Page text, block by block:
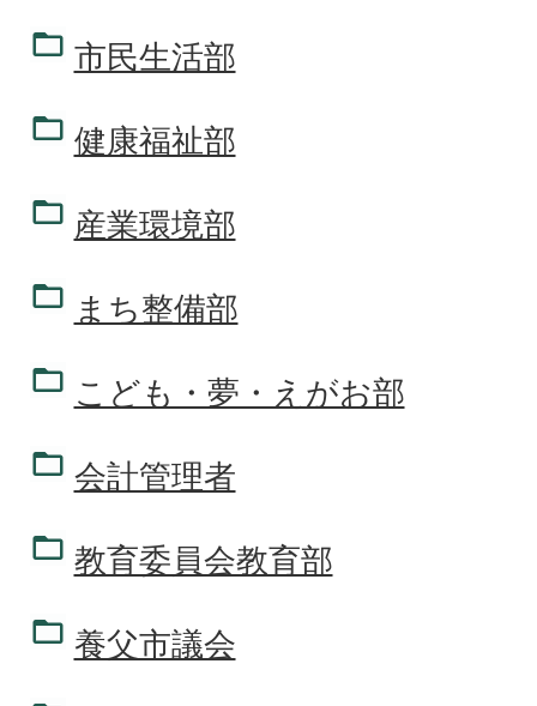
市民生活部
健康福祉部
産業環境部
まち整備部
こども・夢・えがお部
会計管理者
教育委員会教育部
養父市議会